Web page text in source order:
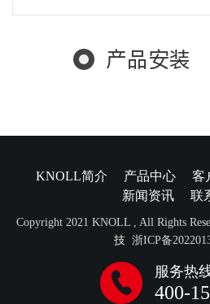
产品安装
KNOLL简介 产品中心 客
新闻资讯
联
Copyright 2021 KNOLL , All Rights
技 浙ICP备
服务热
400-